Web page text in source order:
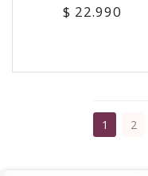
$ 22.990
1 2